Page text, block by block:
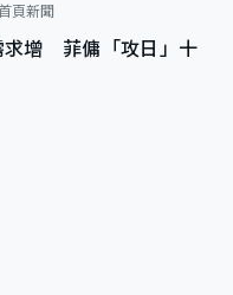
首頁新聞
求增 菲傭「攻日」十